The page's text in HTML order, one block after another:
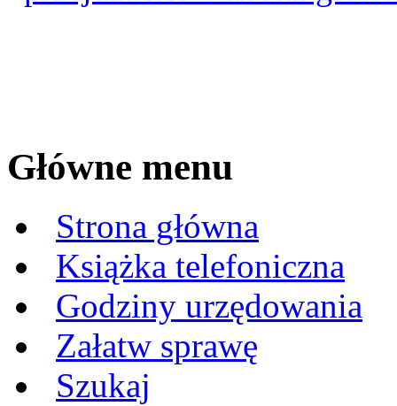
Główne menu
Strona główna
Książka telefoniczna
Godziny urzędowania
Załatw sprawę
Szukaj